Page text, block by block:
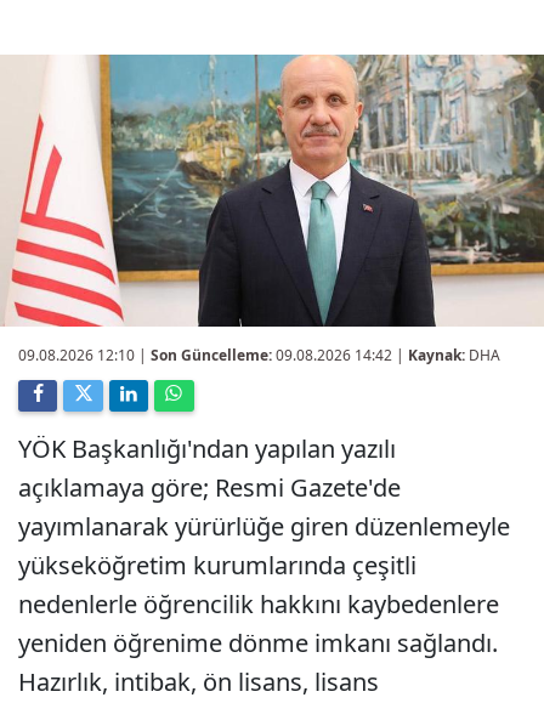
09.08.2026 12:10 | Son Güncelleme:09.08.2026 14:42 | Kaynak: DHA
YÖK Başkanlığı'ndan yapılan yazılı
açıklamaya göre; Resmi Gazete'de
yayımlanarak yürürlüğe giren düzenlemeyle
yükseköğretim kurumlarında çeşitli
nedenlerle öğrencilik hakkını kaybedenlere
yeniden öğrenime dönme imkanı sağlandı.
Hazırlık, intibak, ön lisans, lisans